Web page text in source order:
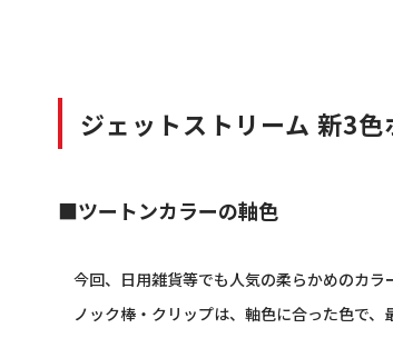
ジェットストリーム 新3
■ツートンカラーの軸色
今回、日用雑貨等でも人気の柔らかめのカラ
ノック棒・クリップは、軸色に合った色で、